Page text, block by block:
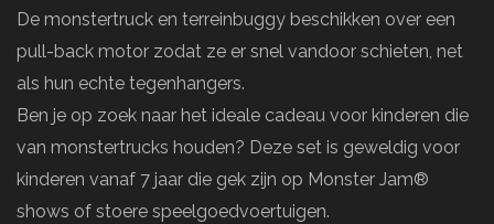
De monstertruck en terreinbuggy beschikken over een
pull-back motor zodat ze er snel vandoor schieten, net
als hun echte tegenhangers.
Ben je op zoek naar het ideale cadeau voor kinderen die
van monstertrucks houden? Deze set is geweldig voor
kinderen vanaf 7 jaar die gek zijn op Monster Jam®
shows of stoere speelgoedvoertuigen.